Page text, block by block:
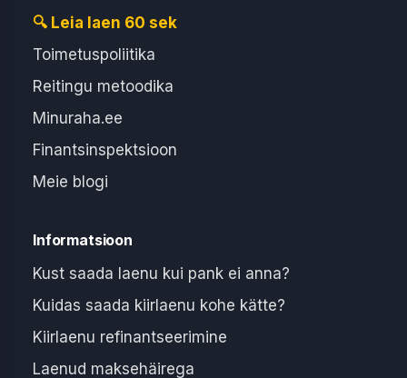
🔍 Leia laen 60 sek
Toimetuspoliitika
Reitingu metoodika
Minuraha.ee
Finantsinspektsioon
Meie blogi
Informatsioon
Kust saada laenu kui pank ei anna?
Kuidas saada kiirlaenu kohe kätte?
Kiirlaenu refinantseerimine
Laenud maksehäirega